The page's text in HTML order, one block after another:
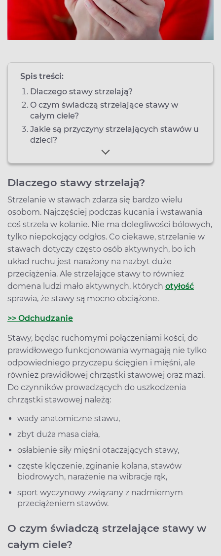
Spis treści:
Dlaczego stawy strzelają?
O czym świadczą strzelające stawy w
całym ciele?
Jakie są przyczyny strzelających stawów u
dzieci?
Dlaczego stawy strzelają?
Strzelanie w stawach zdarza się bardzo wielu
osobom. Najczęściej podczas kucania i wstawania
coś strzela w kolanie. Nie ma dolegliwości bólowych,
tylko niepokojący odgłos. Co ciekawe, strzelanie w
stawach dotyczy często osób aktywnych, bo ich
układ ruchu jest narażony na nazbyt duże
przeciążenia. Ale strzelające stawy to również
domena ludzi mało aktywnych, których otyłość
sprawia, że stawy są mocno obciążone.
>> Odchudzanie
Stawy, będąc ruchomymi połączeniami kości, do
prawidłowego funkcjonowania wymagają nie tylko
odpowiedniego przyczepu ścięgien i mięśni, ale
również prawidłowej chrząstki stawowej oraz mazi.
Do czynników prowadzących do uszkodzenia
chrząstki stawowej należą:
wady anatomiczne stawu,
zbyt duża masa ciała,
osłabienie siły mięśni otaczających stawy,
częste klęczenie, zginanie kolana, stawów
biodrowych, narażenie na wibracje rąk,
sport wyczynowy związany z nadmiernym
przeciążeniem stawów.
O czym świadczą strzelające stawy w
całym ciele?